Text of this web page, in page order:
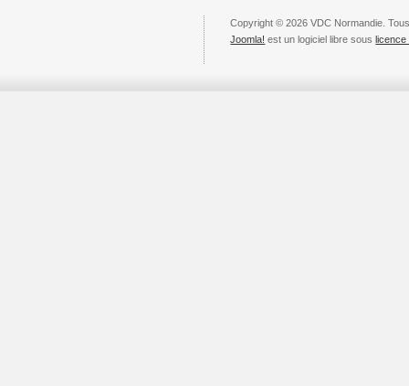
Copyright © 2026 VDC Normandie.
Joomla! est un logiciel libre souslicence